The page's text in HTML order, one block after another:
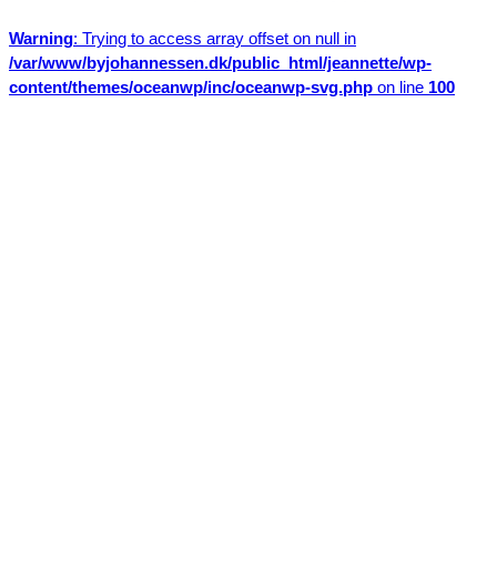
Warning: Trying to access array offset on null in
/var/www/byjohannessen.dk/public_html/jeannette/wp-
content/themes/oceanwp/inc/oceanwp-svg.php on line 100